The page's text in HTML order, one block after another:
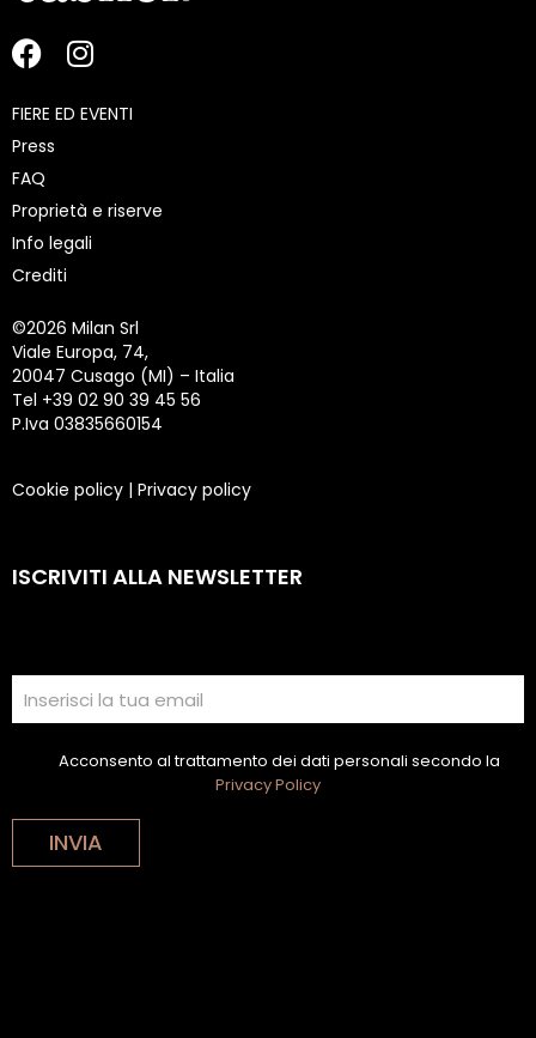
FIERE ED EVENTI
Press
FAQ
Proprietà e riserve
Info legali
Crediti
©2026 Milan Srl
Viale Europa, 74,
20047 Cusago (MI) – Italia
Tel +39 02 90 39 45 56
P.Iva 03835660154
Cookie policy | Privacy policy
ISCRIVITI ALLA NEWSLETTER
Acconsento al trattamento dei dati personali secondo la
Privacy Policy
INVIA